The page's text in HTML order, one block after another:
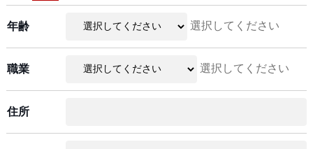
年齢 選択してください
職業 選択してください
住所